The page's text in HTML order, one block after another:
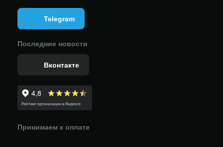
Telegram
Последние новости
Вконтакте
Принимаем к оплате